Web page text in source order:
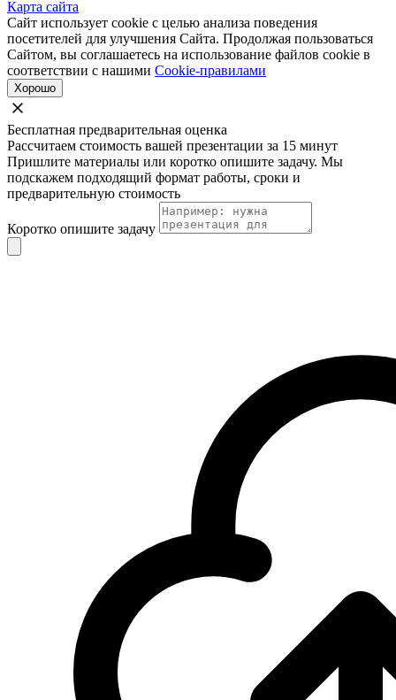
Карта сайта
Сайт использует cookie с целью анализа поведения
посетителей для улучшения Сайта. Продолжая пользоваться
Сайтом, вы соглашаетесь на использование файлов cookie в
соответствии с нашими Cookie-правилами
Хорошо
Бесплатная предварительная оценка
Рассчитаем стоимость вашей презентации за 15 минут
Пришлите материалы или коротко опишите задачу. Мы
подскажем подходящий формат работы, сроки и
предварительную стоимость
Коротко опишите задачу